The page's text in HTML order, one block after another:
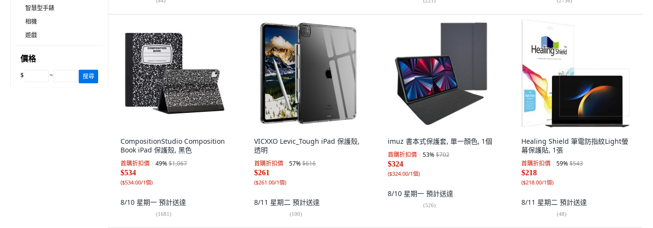
智慧型手錶
相機
遊戲
價格
$ ~ 搜尋
CompositionStudio Composition
Book iPad 保護殼, 黑色
首購折扣價 49%$1,067
$534
($534.00/1個)
8/10 星期一 預計送達
(1681)
VICXXO Levic_Tough iPad 保護殼,
透明
首購折扣價 57%$616
$261
($261.00/1個)
8/11 星期二 預計送達
(100)
imuz 書本式保護套, 單一顏色, 1個
首購折扣價 53%$702
$324
($324.00/1個)
8/10 星期一 預計送達
(526)
Healing Shield 筆電防指紋Light螢
幕保護貼, 1張
首購折扣價 59%$543
$218
($218.00/1個)
8/11 星期二 預計送達
(48)